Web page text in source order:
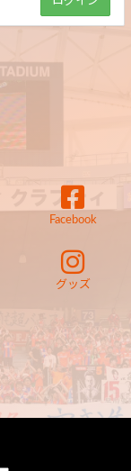
Facebook
グッズ